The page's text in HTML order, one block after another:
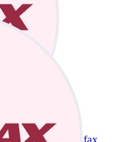
Equifax